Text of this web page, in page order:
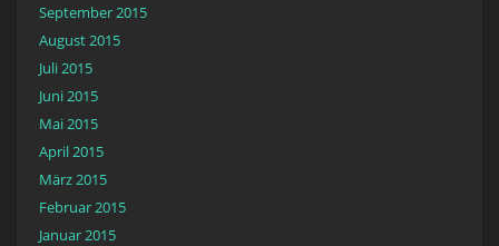
September 2015
August 2015
Juli 2015
Juni 2015
Mai 2015
April 2015
März 2015
Februar 2015
Januar 2015